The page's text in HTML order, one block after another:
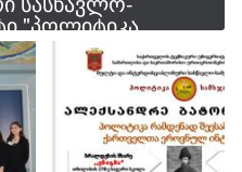
"პოლიტიკა